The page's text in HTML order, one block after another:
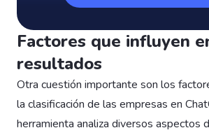
Factores que influyen
resultados
Otra cuestión importante son los
la clasificación de las empresas en
herramienta analiza diversos aspectos